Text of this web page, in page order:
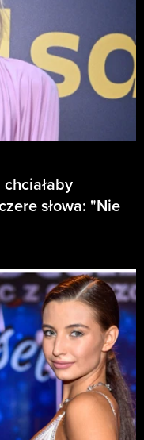
słowa: "Nie